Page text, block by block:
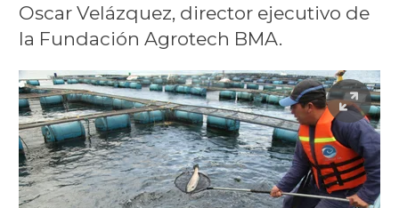
Oscar Velázquez, director ejecutivo de
la Fundación Agrotech BMA.